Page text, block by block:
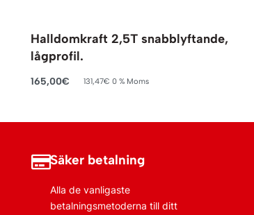
Halldomkraft 2,5T snabblyftande,
lågprofil.
165,00€ 131,47€ 0 % Moms
Säker betalning
Alla de vanligaste
betalningsmetoderna till ditt